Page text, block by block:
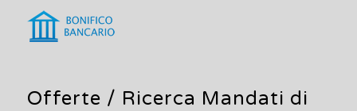
Offerte / Ricerca Mandati di